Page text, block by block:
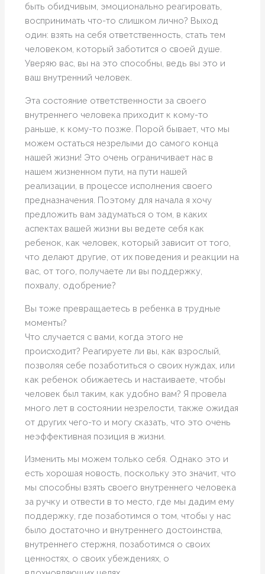
быть обидчивым, эмоционально реагировать,
воспринимать что-то слишком лично? Выход
один: взять на себя ответственность, стать тем
человеком, который заботится о своей душе.
Уверяю вас, вы на это способны, ведь вы это и
ваш внутренний человек.
Эта состояние ответственности за своего
внутреннего человека приходит к кому-то
раньше, к кому-то позже. Порой бывает, что мы
можем остаться незрелыми до самого конца
нашей жизни! Это очень ограничивает нас в
нашем жизненном пути, на пути нашей
реализации, в процессе исполнения своего
предназначения. Поэтому для начала я хочу
предложить вам задуматься о том, в каких
аспектах вашей жизни вы ведете себя как
ребенок, как человек, который зависит от того,
что делают другие, от их поведения и реакции на
вас, от того, получаете ли вы поддержку,
похвалу, одобрение?
Вы тоже превращаетесь в ребенка в трудные
моменты?
Что случается с вами, когда этого не
происходит? Реагируете ли вы, как взрослый,
позволяя себе позаботиться о своих нуждах, или
как ребенок обижаетесь и настаиваете, чтобы
человек был таким, как удобно вам? Я провела
много лет в состоянии незрелости, также ожидая
от других чего-то и могу сказать, что это очень
неэффективная позиция в жизни.
Изменить мы можем только себя. Однако это и
есть хорошая новость, поскольку это значит, что
мы способны взять своего внутреннего человека
за ручку и отвести в то место, где мы дадим ему
поддержку, где позаботимся о том, чтобы у нас
было достаточно и внутреннего достоинства,
внутреннего стержня, позаботимся о своих
ценностях, о своих убеждениях, о